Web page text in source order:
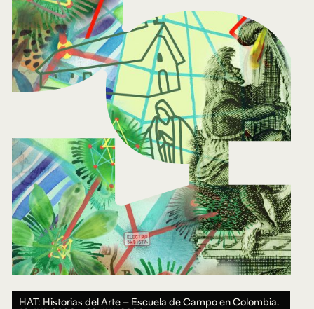
HAT: Historias del Arte — Escuela de Campo en Colombia.